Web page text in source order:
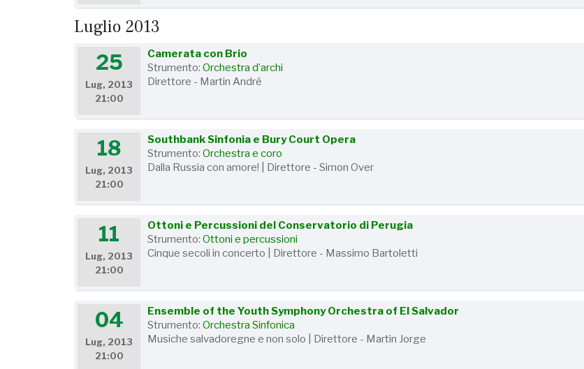
Luglio 2013
25
Lug, 2013
21:00
Camerata con Brio
Strumento:Orchestra d’archi
Direttore - Martin André
18
Lug, 2013
21:00
Southbank Sinfonia e Bury Court Opera
Strumento:Orchestra e coro
Dalla Russia con amore! | Direttore - Simon Over
11
Lug, 2013
21:00
Ottoni e Percussioni del Conservatorio di Perugia
Strumento:Ottoni e percussioni
Cinque secoli in concerto | Direttore - Massimo Bartoletti
04
Lug, 2013
21:00
Ensemble of the Youth Symphony Orchestra of El Salvador
Strumento:Orchestra Sinfonica
Musiche salvadoregne e non solo | Direttore - Martin Jorge